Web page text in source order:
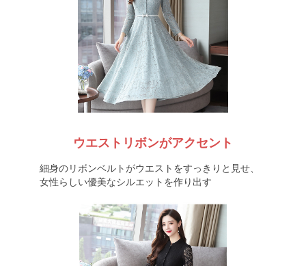
ウエストリボンがアクセント
細身のリボンベルトがウエストをすっきりと見せ、
女性らしい優美なシルエットを作り出す